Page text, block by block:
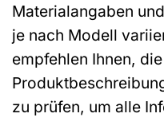
Materialangaben
je nach Modell
empfehlen Ihnen,
zu prüfen, um alle